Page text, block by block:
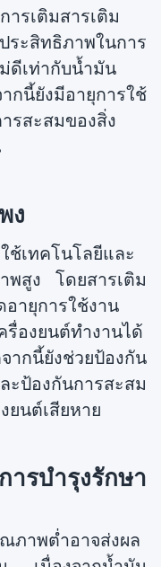
ารเติมสารเติม
สิทธิภาพในการ
ดีเท่ากับน้ำมัน
นี้ยังมีอายุการใช้
รสะสมของสิ่ง
ง
ช้เทคโนโลยีและ
พสูง โดยสารเติม
ายุการใช้งาน
องยนต์ทำงานได้
ากนี้ยังช่วยป้องกัน
ะป้องกันการสะสม
ยนต์เสียหาย
บำรุงรักษา
ภาพต่ำอาจส่งผล